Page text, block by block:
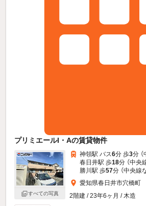
プリミエールI・Aの賃貸物件
すべての写真
神領駅 バス6分 歩3分 （
春日井駅 歩18分 （中央
勝川駅 歩57分 （中央線
愛知県春日井市穴橋町
2階建 / 23年6ヶ月 / 木造